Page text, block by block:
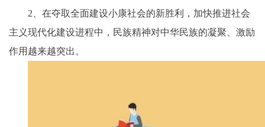
2、在夺取全面建设小康社会的新胜利，加快推进社会
主义现代化建设进程中，民族精神对中华民族的凝聚、激励
作用越来越突出。